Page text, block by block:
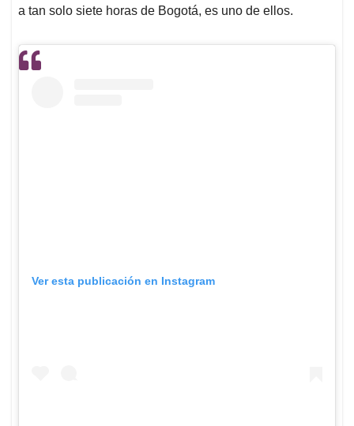
a tan solo siete horas de Bogotá, es uno de ellos.
Ver esta publicación en Instagram